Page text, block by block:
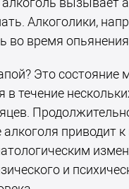
Алкоголики,
во время
Это состояние
в течение
алкоголя приводит
и